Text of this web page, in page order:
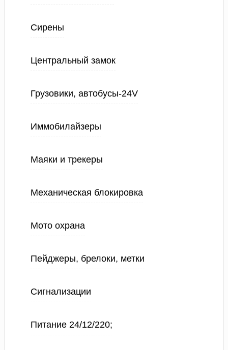
Сирены
Центральный замок
Грузовики, автобусы-24V
Иммобилайзеры
Маяки и трекеры
Механическая блокировка
Мото охрана
Пейджеры, брелоки, метки
Сигнализации
Питание 24/12/220;